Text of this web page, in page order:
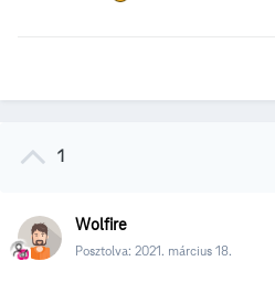
1
Wolfire
Posztolva: 2021. március 18.